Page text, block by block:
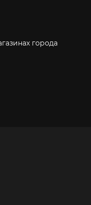
города